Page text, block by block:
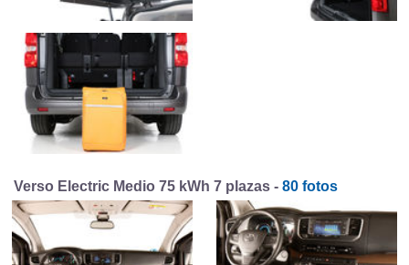
Verso Electric Medio 75 kWh 7 plazas - 80 fotos